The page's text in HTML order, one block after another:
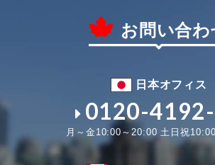
お問い合わ
日本オフィス
0120-
月～金10:00～20:00 土日祝